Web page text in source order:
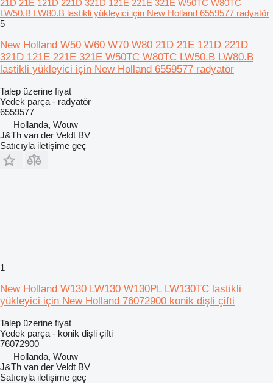
21D 21E 121D 221D 321D 121E 221E 321E W50TC W80TC
LW50.B LW80.B lastikli yükleyici için New Holland 6559577 radyatör
5
New Holland W50 W60 W70 W80 21D 21E 121D 221D
321D 121E 221E 321E W50TC W80TC LW50.B LW80.B
lastikli yükleyici için New Holland 6559577 radyatör
Talep üzerine fiyat
Yedek parça - radyatör
6559577
Hollanda, Wouw
J&Th van der Veldt BV
Satıcıyla iletişime geç
1
New Holland W130 LW130 W130PL LW130TC lastikli
yükleyici için New Holland 76072900 konik dişli çifti
Talep üzerine fiyat
Yedek parça - konik dişli çifti
76072900
Hollanda, Wouw
J&Th van der Veldt BV
Satıcıyla iletişime geç